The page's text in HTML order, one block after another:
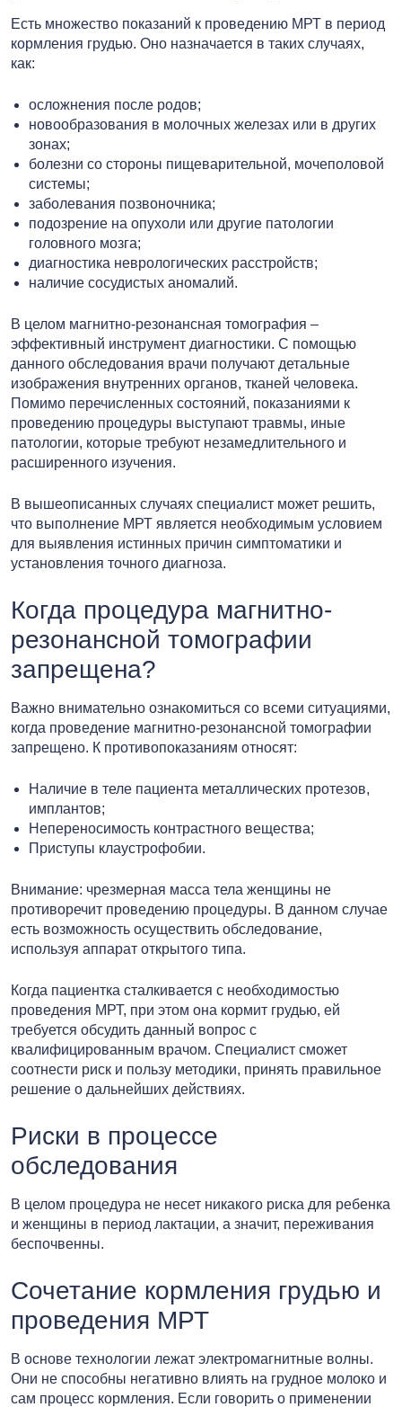
Есть множество показаний к проведению МРТ в период
кормления грудью. Оно назначается в таких случаях,
как:
осложнения после родов;
новообразования в молочных железах или в других
зонах;
болезни со стороны пищеварительной, мочеполовой
системы;
заболевания позвоночника;
подозрение на опухоли или другие патологии
головного мозга;
диагностика неврологических расстройств;
наличие сосудистых аномалий.
В целом магнитно-резонансная томография –
эффективный инструмент диагностики. С помощью
данного обследования врачи получают детальные
изображения внутренних органов, тканей человека.
Помимо перечисленных состояний, показаниями к
проведению процедуры выступают травмы, иные
патологии, которые требуют незамедлительного и
расширенного изучения.
В вышеописанных случаях специалист может решить,
что выполнение МРТ является необходимым условием
для выявления истинных причин симптоматики и
установления точного диагноза.
Когда процедура магнитно-
резонансной томографии
запрещена?
Важно внимательно ознакомиться со всеми ситуациями,
когда проведение магнитно-резонансной томографии
запрещено. К противопоказаниям относят:
Наличие в теле пациента металлических протезов,
имплантов;
Непереносимость контрастного вещества;
Приступы клаустрофобии.
Внимание: чрезмерная масса тела женщины не
противоречит проведению процедуры. В данном случае
есть возможность осуществить обследование,
используя аппарат открытого типа.
Когда пациентка сталкивается с необходимостью
проведения МРТ, при этом она кормит грудью, ей
требуется обсудить данный вопрос с
квалифицированным врачом. Специалист сможет
соотнести риск и пользу методики, принять правильное
решение о дальнейших действиях.
Риски в процессе
обследования
В целом процедура не несет никакого риска для ребенка
и женщины в период лактации, а значит, переживания
беспочвенны.
Сочетание кормления грудью и
проведения МРТ
В основе технологии лежат электромагнитные волны.
Они не способны негативно влиять на грудное молоко и
сам процесс кормления. Если говорить о применении